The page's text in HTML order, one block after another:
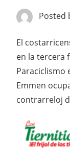
Posted
El
en la tercera
Paraciclismo
Emmen
contrarreloj